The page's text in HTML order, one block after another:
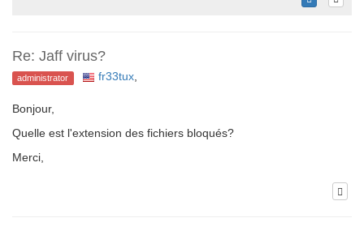
Re: Jaff virus?
administrator fr33tux,
Bonjour,
Quelle est l'extension des fichiers bloqués?
Merci,